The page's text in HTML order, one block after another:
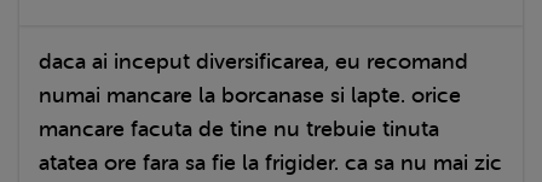
daca ai inceput diversificarea, eu recomand
numai mancare la borcanase si lapte. orice
mancare facuta de tine nu trebuie tinuta
atatea ore fara sa fie la frigider. ca sa nu mai zic